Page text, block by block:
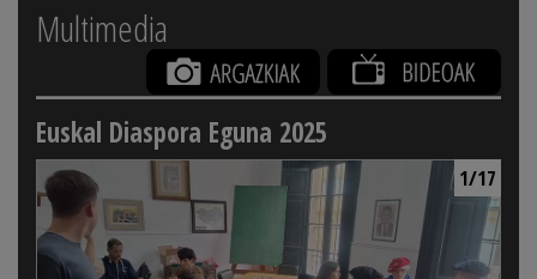
Multimedia
Euskal Diaspora Eguna 2025
1/17